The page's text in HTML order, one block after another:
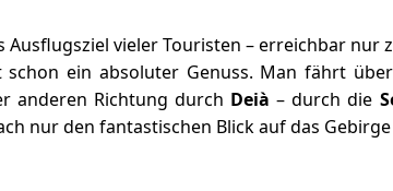
Ausflugsziel vieler Touristen – erreichbar nur
ein absoluter Genuss. Man fährt
anderen Richtung durch Deià – durch die
nur den fantastischen Blick auf das